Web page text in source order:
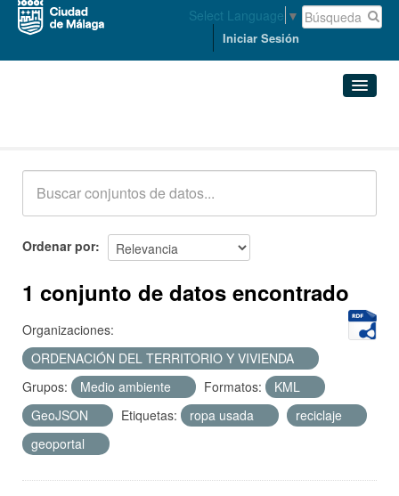
Select Language ▼
Iniciar Sesión
Acerca de
Ordenar por
1 conjunto de datos encontrado
Organizaciones:
ORDENACIÓN DEL TERRITORIO Y VIVIENDA
Grupos:
Medio ambiente Formatos:
KML
GeoJSON
Etiquetas: ropa usada
reciclaje
geoportal